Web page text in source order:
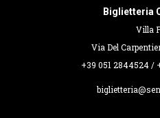
Biglietteria
Villa
Via Del
+39 051 2844524 /